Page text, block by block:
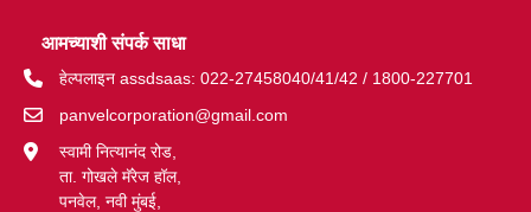
आमच्याशी संपर्क साधा
हेल्पलाइन assdsaas: 022-27458040/41/42 / 1800-227701
panvelcorporation@gmail.com
स्वामी नित्यानंद रोड,
ता. गोखले मॅरेज हॉल,
पनवेल, नवी मुंबई,